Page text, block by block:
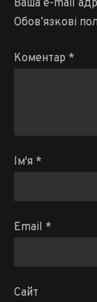
Ваша e-mail
Обов’язкові
Коментар *
Ім'я *
Email *
Сайт